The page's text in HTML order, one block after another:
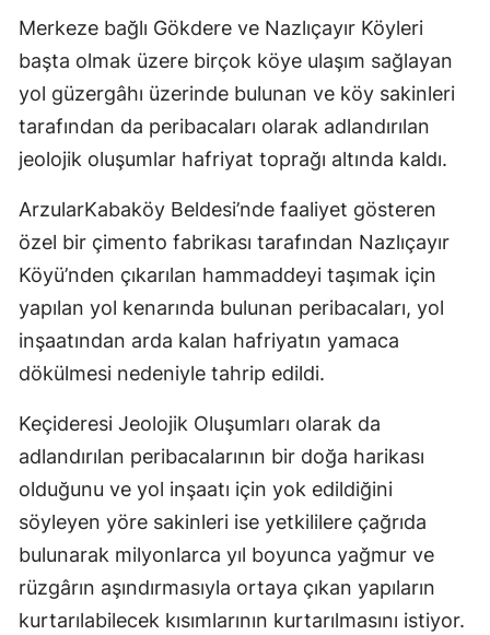
Hatay
Isparta
Mersin
İstanbul
İzmir
Kars
Kastamonu
Kayseri
Kırklareli
Kırşehir
Kocaeli
Konya
Kütahya
Malatya
Merkeze bağlı Gökdere ve Nazlıçayır Köyleri
başta olmak üzere birçok köye ulaşım sağlayan
yol güzergâhı üzerinde bulunan ve köy sakinleri
tarafından da peribacaları olarak adlandırılan
jeolojik oluşumlar hafriyat toprağı altında kaldı.
ArzularKabaköy Beldesi’nde faaliyet gösteren
özel bir çimento fabrikası tarafından Nazlıçayır
Köyü’nden çıkarılan hammaddeyi taşımak için
yapılan yol kenarında bulunan peribacaları, yol
inşaatından arda kalan hafriyatın yamaca
dökülmesi nedeniyle tahrip edildi.
Keçideresi Jeolojik Oluşumları olarak da
adlandırılan peribacalarının bir doğa harikası
olduğunu ve yol inşaatı için yok edildiğini
söyleyen yöre sakinleri ise yetkililere çağrıda
bulunarak milyonlarca yıl boyunca yağmur ve
rüzgârın aşındırmasıyla ortaya çıkan yapıların
kurtarılabilecek kısımlarının kurtarılmasını istiyor.